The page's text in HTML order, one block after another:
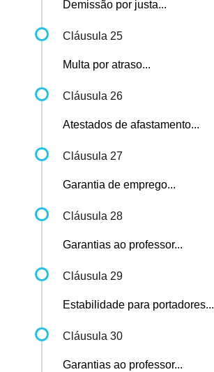
Demissão por justa...
Cláusula 25
Multa por atraso...
Cláusula 26
Atestados de afastamento...
Cláusula 27
Garantia de emprego...
Cláusula 28
Garantias ao professor...
Cláusula 29
Estabilidade para portadores...
Cláusula 30
Garantias ao professor...